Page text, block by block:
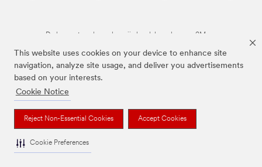
This website uses cookies on your device to enhance site
navigation, analyze site usage, and deliver you advertisements
based on your interests.
Cookie Notice
Reject Non-Essential Cookies Accept Cookies
Cookie Preferences
De bovenstaande merken zijn handelsmerken van 3M.we